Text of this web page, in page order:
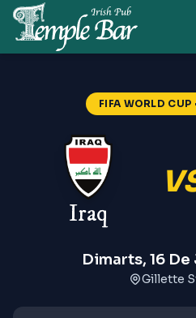
Iraq vs Norway
FIFA WORLD CUP
Iraq
Dimarts, 16 De
Gillette